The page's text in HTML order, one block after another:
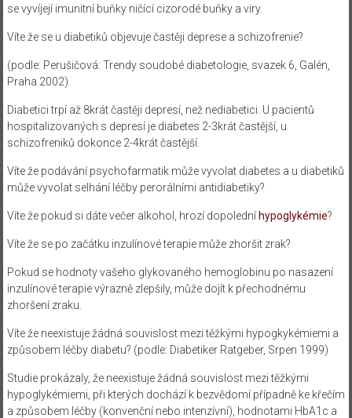
se vyvíjejí imunitní buňky ničící cizorodé buňky a viry.
Víte že se u diabetiků objevuje častěji deprese a schizofrenie?
(podle: Perušičová: Trendy soudobé diabetologie, svazek 6, Galén,
Praha 2002)
Diabetici trpí až 8krát častěji depresí, než nediabetici. U pacientů
hospitalizovaných s depresí je diabetes 2-3krát častější, u
schizofreniků dokonce 2-4krát častější.
Víte že podávání psychofarmatik může vyvolat diabetes a u diabetiků
může vyvolat selhání léčby perorálními antidiabetiky?
Víte že pokud si dáte večer alkohol, hrozí dopolední hypoglykémie?
Víte že se po začátku inzulínové terapie může zhoršit zrak?
Pokud se hodnoty vašeho glykovaného hemoglobinu po nasazení
inzulínové terapie výrazně zlepšily, může dojít k přechodnému
zhoršení zraku.
Víte že neexistuje žádná souvislost mezi těžkými hypogkykémiemi a
způsobem léčby diabetu? (podle: Diabetiker Ratgeber, Srpen 1999)
Studie prokázaly, že neexistuje žádná souvislost mezi těžkými
hypoglykémiemi, při kterých dochází k bezvědomí případně ke křečím
a způsobem léčby (konvenční nebo intenzívní), hodnotami HbA1c a